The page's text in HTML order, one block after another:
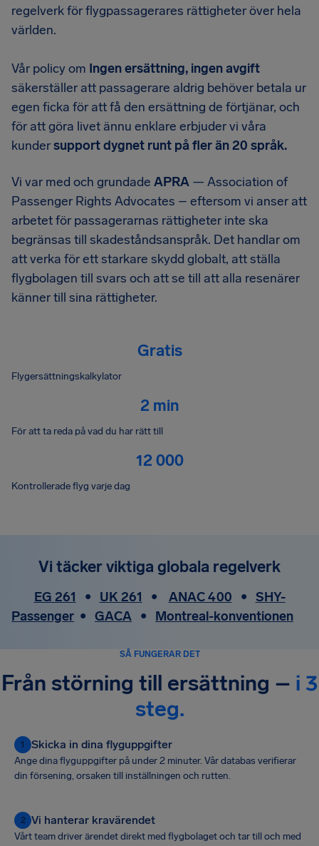
regelverk för flygpassagerares rättigheter över hela
världen.
Vår policy om Ingen ersättning, ingen avgift
säkerställer att passagerare aldrig behöver betala ur
egen ficka för att få den ersättning de förtjänar, och
för att göra livet ännu enklare erbjuder vi våra
kundersupport dygnet runt på fler än 20 språk.
Vi var med och grundade APRA — Association of
Passenger Rights Advocates – eftersom vi anser att
arbetet för passagerarnas rättigheter inte ska
begränsas till skadeståndsanspråk. Det handlar om
att verka för ett starkare skydd globalt, att ställa
flygbolagen till svars och att se till att alla resenärer
känner till sina rättigheter.
Gratis
Flygersättningskalkylator
2 min
För att ta reda på vad du har rätt till
12 000
Kontrollerade flyg varje dag
Vi täcker viktiga globala regelverk
EG 261 • UK 261 • ANAC 400 • SHY-
Passenger • GACA • Montreal-konventionen
SÅ FUNGERAR DET
Från störning till ersättning – i 3
steg.
1 Skicka in dina flyguppgifter
Ange dina flyguppgifter på under 2 minuter. Vår databas verifierar
din försening, orsaken till inställningen och rutten.
2 Vi hanterar kravärendet
Vårt team driver ärendet direkt med flygbolaget och tar till och med